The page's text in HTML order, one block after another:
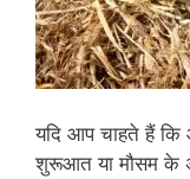
यदि आप चाहते हैं कि
शुरूआत या मौसम के